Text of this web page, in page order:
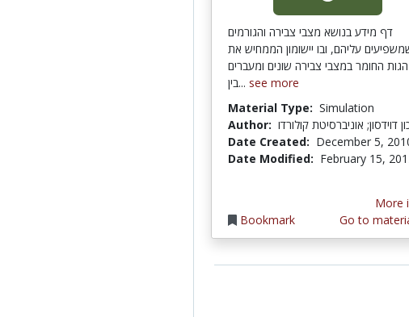
דף מידע בנושא מצבי צבירה והגורמים
עליהם, ובו יישומון הממחיש את
החומר במצבי צבירה שונים ומעברים
בין... see more
Material Type: Simulation
Author: דוידסון; אוניברסיטת קולורדו
Date Created: December 5,
Date Modified: February 15,
Bookmark
More
Go to